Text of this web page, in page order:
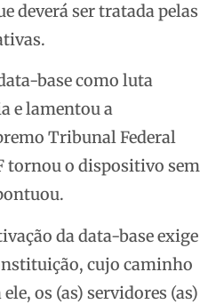
deverá ser tratada pelas
base como luta
e lamentou a
Tribunal Federal
tornou o dispositivo sem
da data-base exige
cujo caminho
os (as) servidores (as)